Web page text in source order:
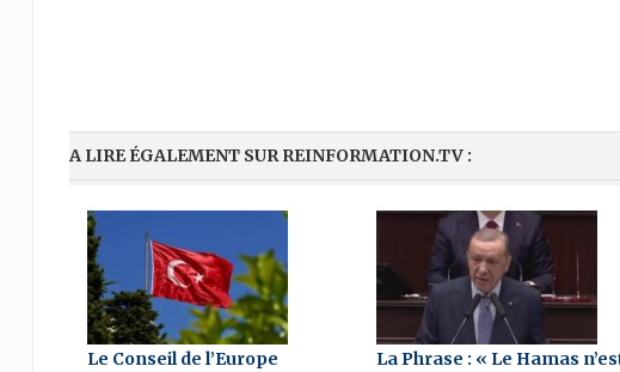
A LIRE ÉGALEMENT SUR REINFORMATION.TV :
Le Conseil de l’Europe
La Phrase : « Le Hamas